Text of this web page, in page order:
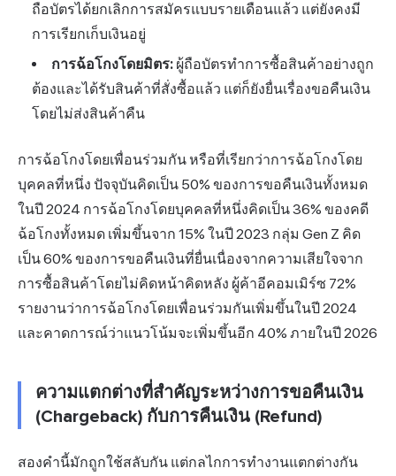
ถือบัตรได้ยกเลิกการสมัครแบบรายเดือนแล้ว แต่ยังคงมี
การเรียกเก็บเงินอยู่
การฉ้อโกงโดยมิตร: ผู้ถือบัตรทำการซื้อสินค้าอย่างถูก
ต้องและได้รับสินค้าที่สั่งซื้อแล้ว แต่ก็ยังยื่นเรื่องขอคืนเงิน
โดยไม่ส่งสินค้าคืน
การฉ้อโกงโดยเพื่อนร่วมกัน หรือที่เรียกว่าการฉ้อโกงโดย
บุคคลที่หนึ่ง ปัจจุบันคิดเป็น 50% ของการขอคืนเงินทั้งหมด
ในปี 2024 การฉ้อโกงโดยบุคคลที่หนึ่งคิดเป็น 36% ของคดี
ฉ้อโกงทั้งหมด เพิ่มขึ้นจาก 15% ในปี 2023 กลุ่ม Gen Z คิด
เป็น 60% ของการขอคืนเงินที่ยื่นเนื่องจากความเสียใจจาก
การซื้อสินค้าโดยไม่คิดหน้าคิดหลัง ผู้ค้าอีคอมเมิร์ซ 72%
รายงานว่าการฉ้อโกงโดยเพื่อนร่วมกันเพิ่มขึ้นในปี 2024
และคาดการณ์ว่าแนวโน้มจะเพิ่มขึ้นอีก 40% ภายในปี 2026
ความแตกต่างที่สำคัญระหว่างการขอคืนเงิน
(Chargeback) กับการคืนเงิน (Refund)
สองคำนี้มักถูกใช้สลับกัน แต่กลไกการทำงานแตกต่างกัน